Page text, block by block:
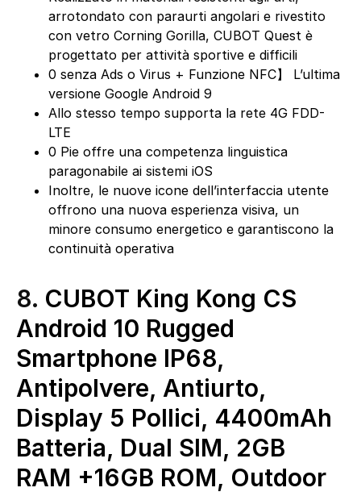
arrotondato con paraurti angolari e rivestito
con vetro Corning Gorilla, CUBOT Quest è
progettato per attività sportive e difficili
0 senza Ads o Virus + Funzione NFC】 L’ultima
versione Google Android 9
Allo stesso tempo supporta la rete 4G FDD-
LTE
0 Pie offre una competenza linguistica
paragonabile ai sistemi iOS
Inoltre, le nuove icone dell’interfaccia utente
offrono una nuova esperienza visiva, un
minore consumo energetico e garantiscono la
continuità operativa
8. CUBOT King Kong CS
Android 10 Rugged
Smartphone IP68,
Antipolvere, Antiurto,
Display 5 Pollici, 4400mAh
Batteria, Dual SIM, 2GB
RAM +16GB ROM, Outdoor